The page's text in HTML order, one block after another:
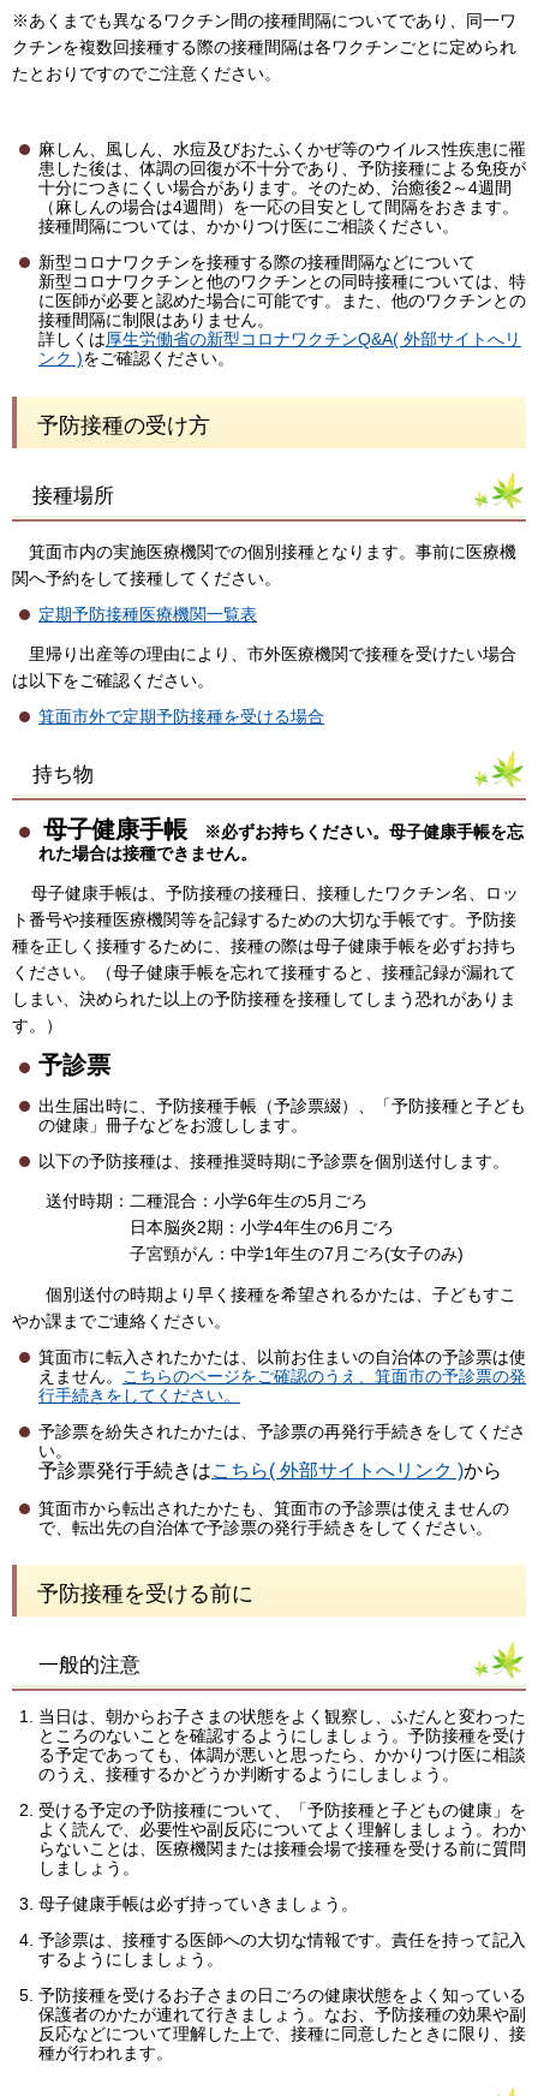
※あくまでも異なるワクチン間の接種間隔についてであり、同一ワ
クチンを複数回接種する際の接種間隔は各ワクチンごとに定められ
たとおりですのでご注意ください。
麻しん、風しん、水痘及びおたふくかぜ等のウイルス性疾患に罹
患した後は、体調の回復が不十分であり、予防接種による免疫が
十分につきにくい場合があります。そのため、治癒後2～4週間
（麻しんの場合は4週間）を一応の目安として間隔をおきます。
接種間隔については、かかりつけ医にご相談ください。
新型コロナワクチンを接種する際の接種間隔などについて
新型コロナワクチンと他のワクチンとの同時接種については、特
に医師が必要と認めた場合に可能です。また、他のワクチンとの
接種間隔に制限はありません。
詳しくは厚生労働省の新型コロナワクチンQ&A( 外部サイトへリ
ンク )をご確認ください。
予防接種の受け方
接種場所
箕面市内の実施医療機関での個別接種となります。事前に医療機
関へ予約をして接種してください。
定期予防接種医療機関一覧表
里帰り出産等の理由により、市外医療機関で接種を受けたい場合
は以下をご確認ください。
箕面市外で定期予防接種を受ける場合
持ち物
母子健康手帳 ※必ずお持ちください。母子健康手帳を忘
れた場合は接種できません。
母子健康手帳は、予防接種の接種日、接種したワクチン名、ロッ
ト番号や接種医療機関等を記録するための大切な手帳です。予防接
種を正しく接種するために、接種の際は母子健康手帳を必ずお持ち
ください。（母子健康手帳を忘れて接種すると、接種記録が漏れて
しまい、決められた以上の予防接種を接種してしまう恐れがありま
す。）
予診票
出生届出時に、予防接種手帳（予診票綴）、「予防接種と子ども
の健康」冊子などをお渡しします。
以下の予防接種は、接種推奨時期に予診票を個別送付します。
送付時期：二種混合：小学6年生の5月ごろ
日本脳炎2期：小学4年生の6月ごろ
子宮頸がん：中学1年生の7月ごろ(女子のみ)
個別送付の時期より早く接種を希望されるかたは、子どもすこ
やか課までご連絡ください。
箕面市に転入されたかたは、以前お住まいの自治体の予診票は使
えません。
こちらのページをご確認のうえ、箕面市の予診票の発
行手続きをしてください。
予診票を紛失されたかたは、予診票の再発行手続きをしてくださ
い。
予診票発行手続きはこちら( 外部サイトへリンク )から
箕面市から転出されたかたも、箕面市の予診票は使えませんの
で、転出先の自治体で予診票の発行手続きをしてください。
予防接種を受ける前に
一般的注意
当日は、朝からお子さまの状態をよく観察し、ふだんと変わった
ところのないことを確認するようにしましょう。予防接種を受け
る予定であっても、体調が悪いと思ったら、かかりつけ医に相談
のうえ、接種するかどうか判断するようにしましょう。
受ける予定の予防接種について、「予防接種と子どもの健康」を
よく読んで、必要性や副反応についてよく理解しましょう。わか
らないことは、医療機関または接種会場で接種を受ける前に質問
しましょう。
母子健康手帳は必ず持っていきましょう。
予診票は、接種する医師への大切な情報です。責任を持って記入
するようにしましょう。
予防接種を受けるお子さまの日ごろの健康状態をよく知っている
保護者のかたが連れて行きましょう。なお、予防接種の効果や副
反応などについて理解した上で、接種に同意したときに限り、接
種が行われます。